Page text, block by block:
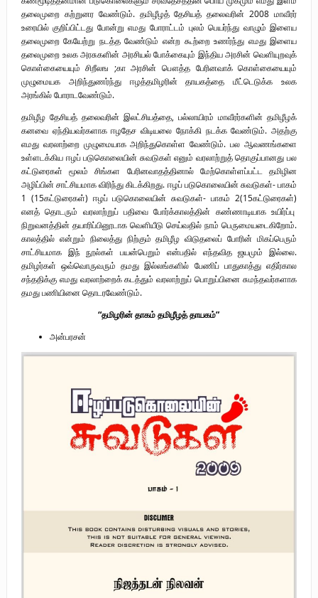
தலைமுறை கற்றுனர வேண்டும். தமிழீழத் தேசியத் தலைவரின் 2008 மாவீரர்
உரையில் குறிப்பிட்டது போன்று எமது போராட்டம் புலம் பெயர்ந்து வாழும் இளைய
தலைமுறை கேயேற்று நடத்த வேண்டும் என்ற கூற்றை உணர்ந்து எமது இளைய
தலைமுறை உலக அரசுகளின் அரசியல் போக்கையும் இந்திய அரசின் வெளியுறவுக்
கொள்கையையும் சிறீலங ;கா அரசின் பௌத்த பேரினவாக் கொள்கையையும்
முழுமையக அறிந்துணர்ந்து ஈழத்தமிழரின் தாயகத்தை மீட்டெடுக்க உலக
அரங்கில் போராடவேண்டும்.
தமிழீழ தேசியத் தலைவரின் இலட்சியத்தை, பல்லாயிரம் மாவீரர்களின் தமிழீழக்
கனவை ஏந்தியவர்களாக ஈழதேச விடியலை நோக்கி நடக்க வேண்டும். அதற்கு
எமது வரலாற்றை முழுமையாக அறிந்துகொள்ள வேண்டும். பல ஆவணங்களை
உள்ளடக்கிய ஈழப் படுகொலையின் சுவடுகள் எனும் வரலாற்றுத் தொகுப்பானது பல
கட்டுரைகள் மூலம் சிங்கள பேரினவாதத்தினால் மேற்கொள்ளப்பட்ட தமிழின
அழிப்பின் சாட்சியமாக விரிந்து கிடக்கிறது. ஈழப் படுகொலையின் சுவடுகள்- பாகம்
1 (15கட்டுரைகள்) ஈழப் படுகொலையின் சுவடுகள்- பாகம் 2(15கட்டுரைகள்)
எனத் தொடரும் வரலாற்றுப் பதிவை போர்க்காலத்தின் கண்ணாடியாக உயிர்ப்பு
நிறுவனத்தின் தயாரிப்பினூடாக வெளியீடு செய்வதில் நாம் பெருமையடைகிறோம்.
காலத்தில் என்றும் நிலைத்து நிற்கும் தமிழீழ விடுதலைப் போரின் மிகப்பெரும்
சாட்சியமாக இந் நூல்கள் பயன்பெறும் என்பதில் எந்தவித ஜயமும் இல்லை.
தமிழர்கள் ஒவ்வொருவரும் தமது இல்லங்களில் பேணிப் பாதுகாத்து எதிர்கால
சந்ததிக்கு எமது வரலாற்றைக் கடத்தும் வரலாற்றுப் பொறுப்பினை சுமந்தவர்களாக
தமது பணியினை தொடரவேண்டும்.
“தமிழரின் தாகம் தமிழீழத் தாயகம்”
அன்பரசன்